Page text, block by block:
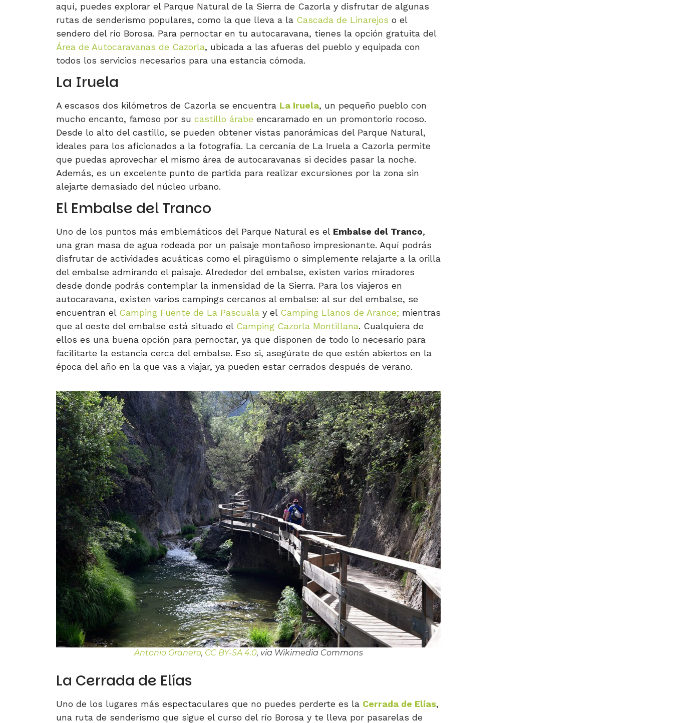
aquí, puedes explorar el Parque Natural de la Sierra de Cazorla y disfrutar de algunas
rutas de senderismo populares, como la que lleva a la Cascada de Linarejos o el
sendero del río Borosa. Para pernoctar en tu autocaravana, tienes la opción gratuita del
Área de Autocaravanas de Cazorla, ubicada a las afueras del pueblo y equipada con
todos los servicios necesarios para una estancia cómoda.
La Iruela
A escasos dos kilómetros de Cazorla se encuentra La Iruela, un pequeño pueblo con
mucho encanto, famoso por su castillo árabe encaramado en un promontorio rocoso.
Desde lo alto del castillo, se pueden obtener vistas panorámicas del Parque Natural,
ideales para los aficionados a la fotografía. La cercanía de La Iruela a Cazorla permite
que puedas aprovechar el mismo área de autocaravanas si decides pasar la noche.
Además, es un excelente punto de partida para realizar excursiones por la zona sin
alejarte demasiado del núcleo urbano.
El Embalse del Tranco
Uno de los puntos más emblemáticos del Parque Natural es el Embalse del Tranco,
una gran masa de agua rodeada por un paisaje montañoso impresionante. Aquí podrás
disfrutar de actividades acuáticas como el piragüismo o simplemente relajarte a la orilla
del embalse admirando el paisaje. Alrededor del embalse, existen varios miradores
desde donde podrás contemplar la inmensidad de la Sierra. Para los viajeros en
autocaravana, existen varios campings cercanos al embalse: al sur del embalse, se
encuentran el Camping Fuente de La Pascuala y el Camping Llanos de Arance; mientras
que al oeste del embalse está situado el Camping Cazorla Montillana. Cualquiera de
ellos es una buena opción para pernoctar, ya que disponen de todo lo necesario para
facilitarte la estancia cerca del embalse. Eso si, asegúrate de que estén abiertos en la
época del año en la que vas a viajar, ya pueden estar cerrados después de verano.
Antonio Granero, CC BY-SA 4.0, via Wikimedia Commons
La Cerrada de Elías
Uno de los lugares más espectaculares que no puedes perderte es la Cerrada de Elías,
una ruta de senderismo que sigue el curso del río Borosa y te lleva por pasarelas de